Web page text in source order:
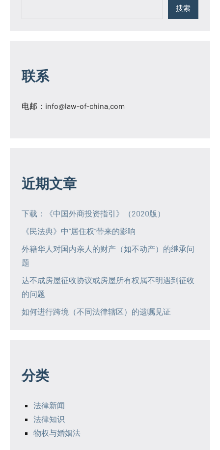
搜索
联系
电邮： info@law-of-china.com
近期文章
下载：《中国外商投资指引》（2020版）
《民法典》中“居住权”带来的影响
外籍华人对国内亲人的财产（如不动产）的继承问
题
达不成房屋征收协议或房屋所有权属不明遇到征收
的问题
如何进行跨境（不同法律辖区）的遗嘱见证
分类
法律新闻
法律知识
物权与婚姻法